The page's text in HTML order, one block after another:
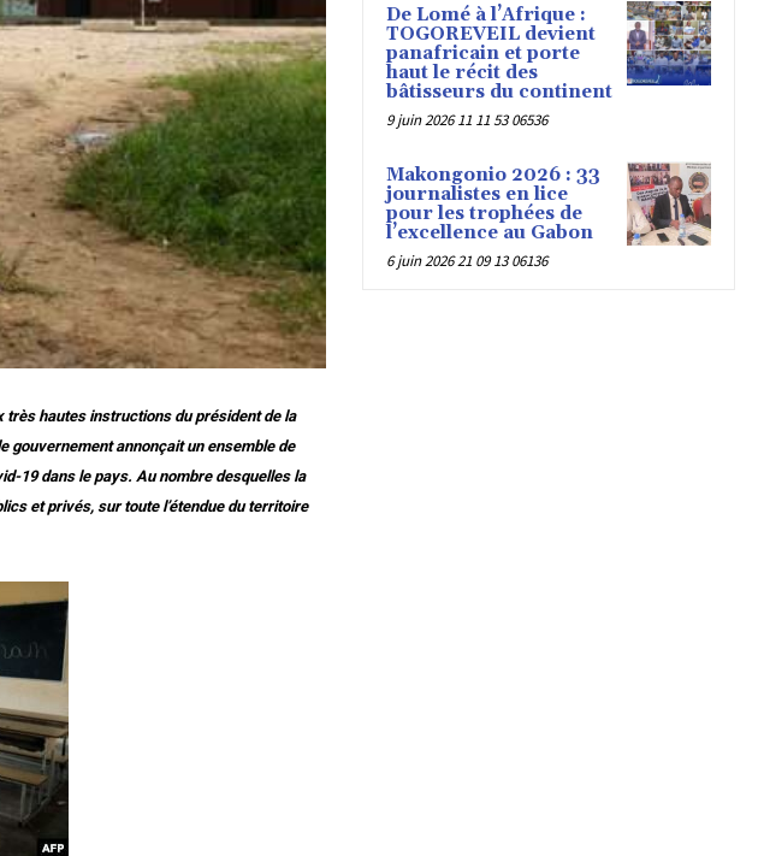
très hautes instructions du président de la
gouvernement annonçait un ensemble de
19 dans le pays. Au nombre desquelles la
et privés, sur toute l’étendue du territoire
De Lomé à l’Afrique :
TOGOREVEIL devient
panafricain et porte
haut le récit des
bâtisseurs du continent
9 juin 2026 11 11 53 06536
Makongonio 2026 : 33
journalistes en lice
pour les trophées de
l’excellence au Gabon
6 juin 2026 21 09 13 06136